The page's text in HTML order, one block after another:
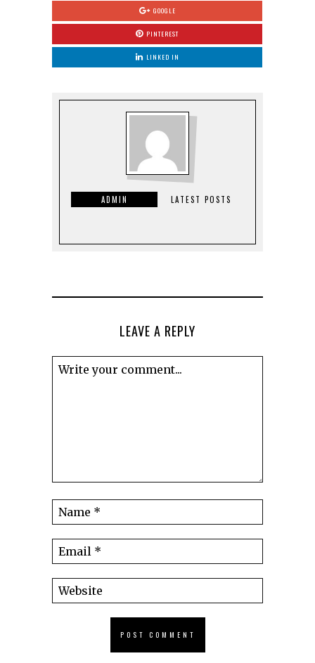
GOOGLE
PINTEREST
LINKED IN
ADMIN LATEST POSTS
LEAVE A REPLY